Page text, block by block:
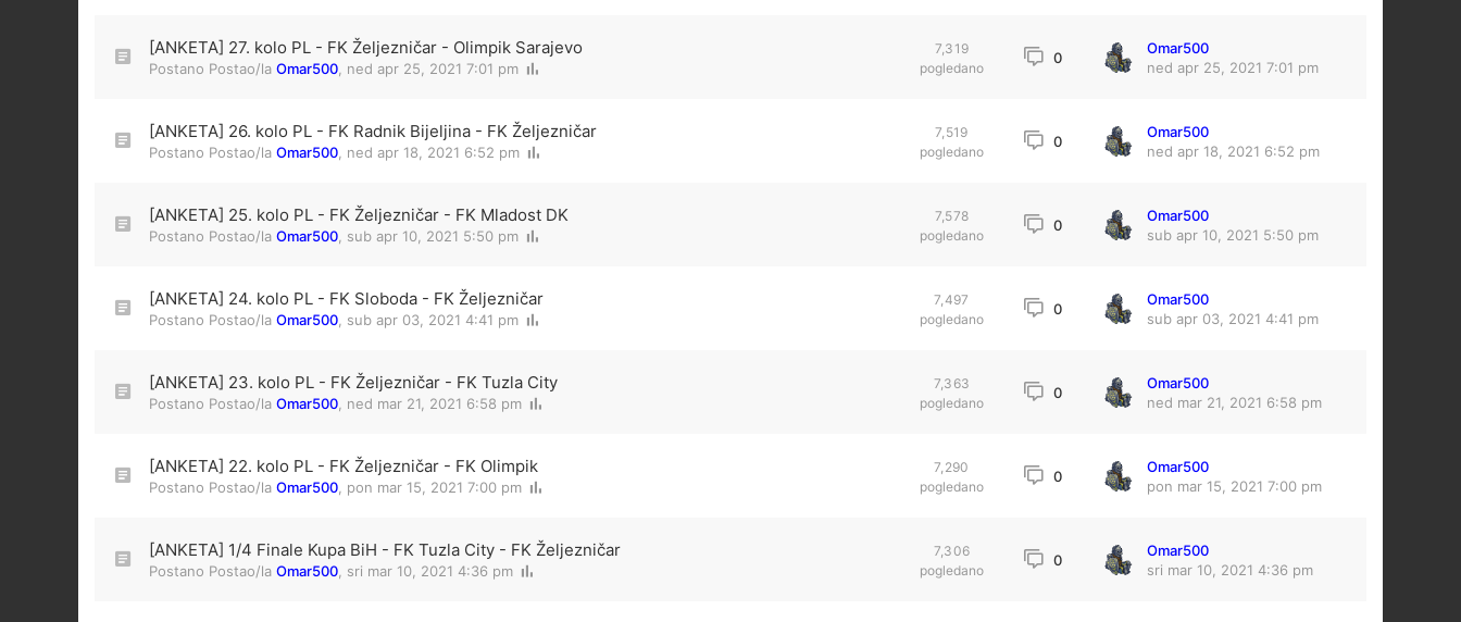
[ANKETA] 27. kolo PL - FK Željezničar - Olimpik Sarajevo
Postano Postao/la Omar500 ned apr 25, 2021 7:01 pm
7,319
pogledano
0
Omar500
ned apr 25, 2021 7:01 pm
[ANKETA] 26. kolo PL - FK Radnik Bijeljina - FK Željezničar
Postano Postao/la Omar500 ned apr 18, 2021 6:52 pm
7,519
pogledano
0
Omar500
ned apr 18, 2021 6:52 pm
[ANKETA] 25. kolo PL - FK Željezničar - FK Mladost DK
Postano Postao/la Omar500 sub apr 10, 2021 5:50 pm
7,578
pogledano
0
Omar500
sub apr 10, 2021 5:50 pm
[ANKETA] 24. kolo PL - FK Sloboda - FK Željezničar
Postano Postao/la Omar500 sub apr 03, 2021 4:41 pm
7,497
pogledano
0
Omar500
sub apr 03, 2021 4:41 pm
[ANKETA] 23. kolo PL - FK Željezničar - FK Tuzla City
Postano Postao/la Omar500 ned mar 21, 2021 6:58 pm
7,363
pogledano
0
Omar500
ned mar 21, 2021 6:58 pm
[ANKETA] 22. kolo PL - FK Željezničar - FK Olimpik
Postano Postao/la Omar500 pon mar 15, 2021 7:00 pm
7,290
pogledano
0
Omar500
pon mar 15, 2021 7:00 pm
[ANKETA] 1/4 Finale Kupa BiH - FK Tuzla City - FK Željezničar
Postano Postao/la Omar500 sri mar 10, 2021 4:36 pm
7,306
pogledano
0
Omar500
sri mar 10, 2021 4:36 pm